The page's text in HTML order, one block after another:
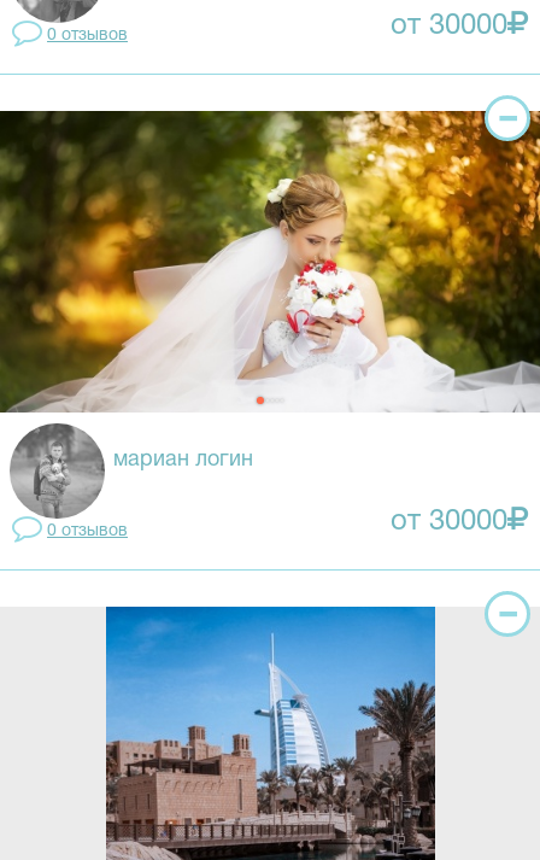
0 отзывов от 30000
мариан логин
0 отзывов от 30000